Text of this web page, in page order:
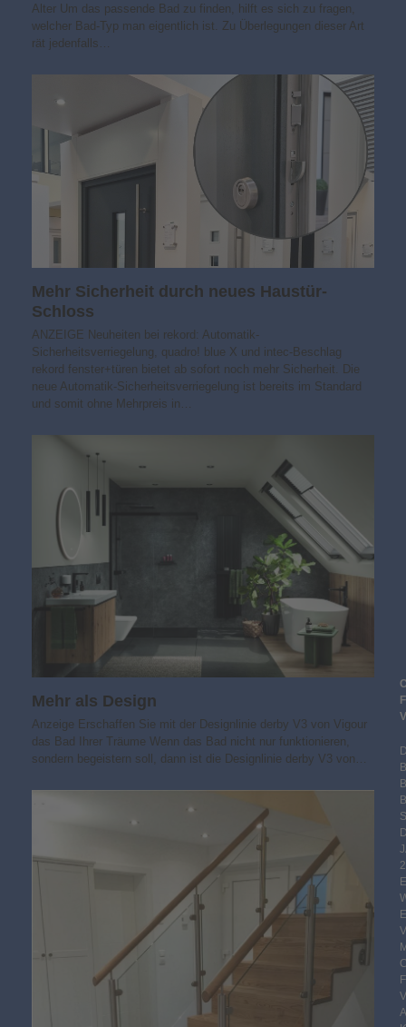
Alter Um das passende Bad zu finden, hilft es sich zu fragen,
welcher Bad-Typ man eigentlich ist. Zu Überlegungen dieser Art
rät jedenfalls…
Mehr Sicherheit durch neues Haustür-
Schloss
ANZEIGE Neuheiten bei rekord: Automatik-
Sicherheitsverriegelung, quadro! blue X und intec-Beschlag
rekord fenster+türen bietet ab sofort noch mehr Sicherheit. Die
neue Automatik-Sicherheitsverriegelung ist bereits im Standard
und somit ohne Mehrpreis in…
Mehr als Design
Anzeige Erschaffen Sie mit der Designlinie derby V3 von Vigour
das Bad Ihrer Träume Wenn das Bad nicht nur funktionieren,
sondern begeistern soll, dann ist die Designlinie derby V3 von…